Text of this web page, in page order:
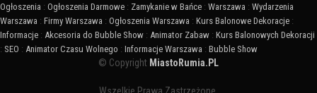
Ogłoszenia : Ogłoszenia Darmowe : Zamykanie w Bańce : Warszawa : Wydarzenia
Warszawa : Firmy Warszawa : Ogłoszenia Warszawa : Kurs Balonowe Dekoracje :
Informacje : Akcesoria do Bubble Show : Animator Zabaw : Kurs Balonowych Dekoracji
: SEO : Animator Czasu Wolnego : Informacje Warszawa : Bubble Show
© Copyright MiastoRumia.PL